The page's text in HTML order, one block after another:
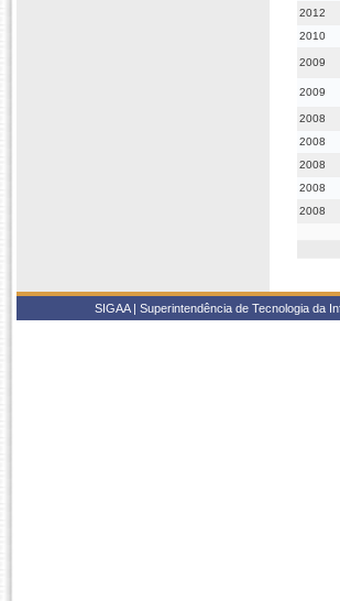
2012
2010
2009
2009
2008
2008
2008
2008
2008
SIGAA | Superintendência de Tecnologia da